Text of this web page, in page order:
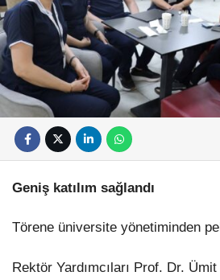
Geniş katılım sağlandı
Törene üniversite yönetiminden
Rektör Yardımcıları Prof. Dr.